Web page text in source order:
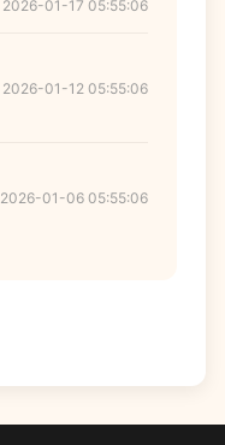
2026-01-17 05:55:06
2026-01-12 05:55:06
2026-01-06 05:55:06